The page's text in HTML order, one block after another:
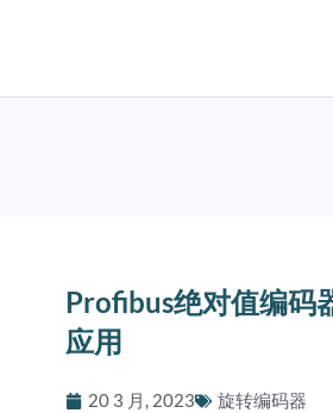
Profibus绝对值编码
应用
20 3 月, 2023 旋转编码器